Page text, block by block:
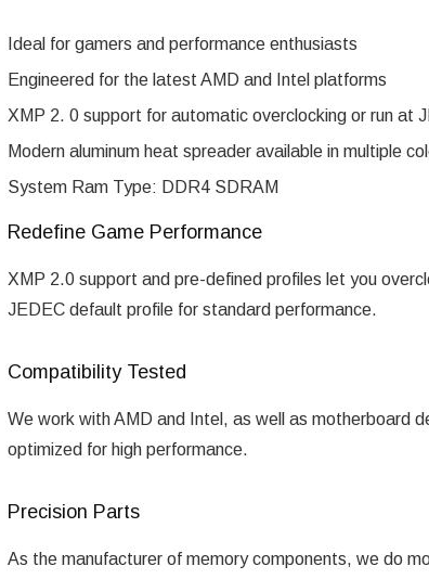
Ideal for gamers and performance enthusiasts
Engineered for the latest AMD and Intel platforms
XMP 2. 0 support for automatic overclocking or run at
Modern aluminum heat spreader available in multiple
System Ram Type: DDR4 SDRAM
Redefine Game Performance
XMP 2.0 support and pre-defined profiles let you
JEDEC default profile for standard performance.
Compatibility Tested
We work with AMD and Intel, as well as motherboard
optimized for high performance.
Precision Parts
As the manufacturer of memory components, we do